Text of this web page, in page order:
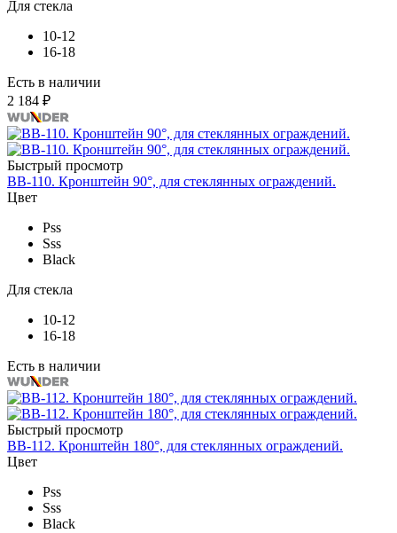
Для стекла
10-12
16-18
Есть в наличии
2 184 ₽
Быстрый просмотр
BB-110. Кронштейн 90°, для стеклянных ограждений.
Цвет
Pss
Sss
Black
Для стекла
10-12
16-18
Есть в наличии
Быстрый просмотр
BB-112. Кронштейн 180°, для стеклянных ограждений.
Цвет
Pss
Sss
Black